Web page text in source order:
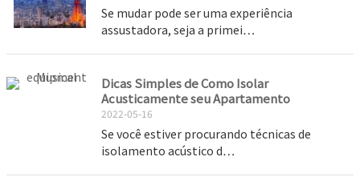
Se mudar pode ser uma experiência
assustadora, seja a primei…
Dicas Simples de Como Isolar
Acusticamente seu Apartamento
2022-05-16
Se você estiver procurando técnicas de
isolamento acústico d…